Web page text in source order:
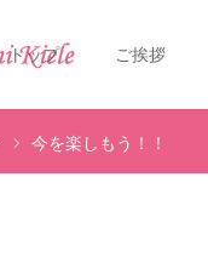
トップ ご挨拶
今を楽しもう！！